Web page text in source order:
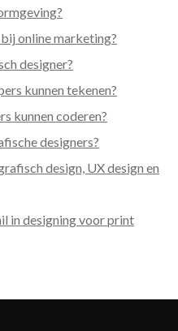
online marketing?
designer?
kunnen tekenen?
kunnen coderen?
designers?
design, UX design en
in designing voor print